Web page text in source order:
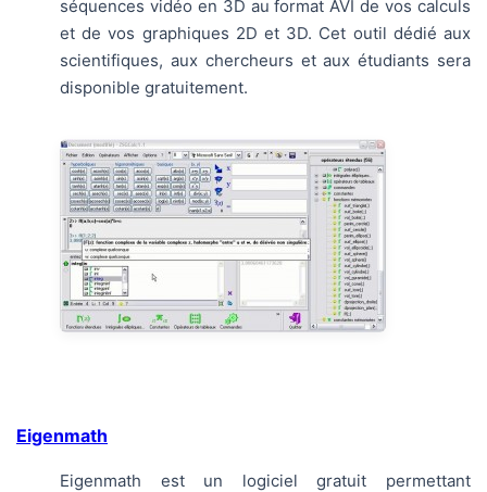
séquences vidéo en 3D au format AVI de vos calculs
et de vos graphiques 2D et 3D. Cet outil dédié aux
scientifiques, aux chercheurs et aux étudiants sera
disponible gratuitement.
Eigenmath
Eigenmath est un logiciel gratuit permettant